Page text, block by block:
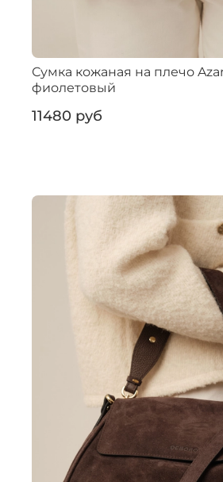
Сумка кожаная на плечо
фиолетовый
11480 руб